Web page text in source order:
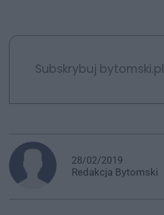
Subskrybuj bytomski.pl
28/02/2019
Redakcja Bytomski